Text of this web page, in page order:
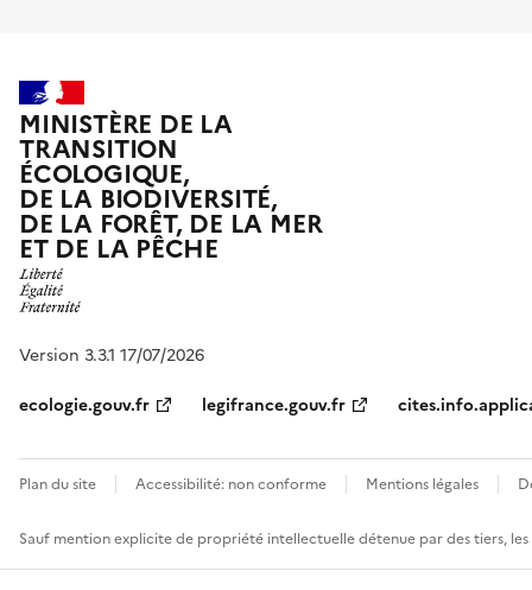
MINISTÈRE DE LA
TRANSITION
ÉCOLOGIQUE,
DE LA BIODIVERSITÉ,
DE LA FORÊT, DE LA MER
ET DE LA PÊCHE
Version 3.3.1 17/07/2026
ecologie.gouv.fr
legifrance.gouv.fr
Plan du site Accessibilité: non conforme Mentions légales
Sauf mention explicite de propriété intellectuelle détenue par des tiers,